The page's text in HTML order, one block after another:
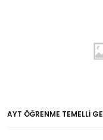
AYT ÖĞRENME TEMELLİ